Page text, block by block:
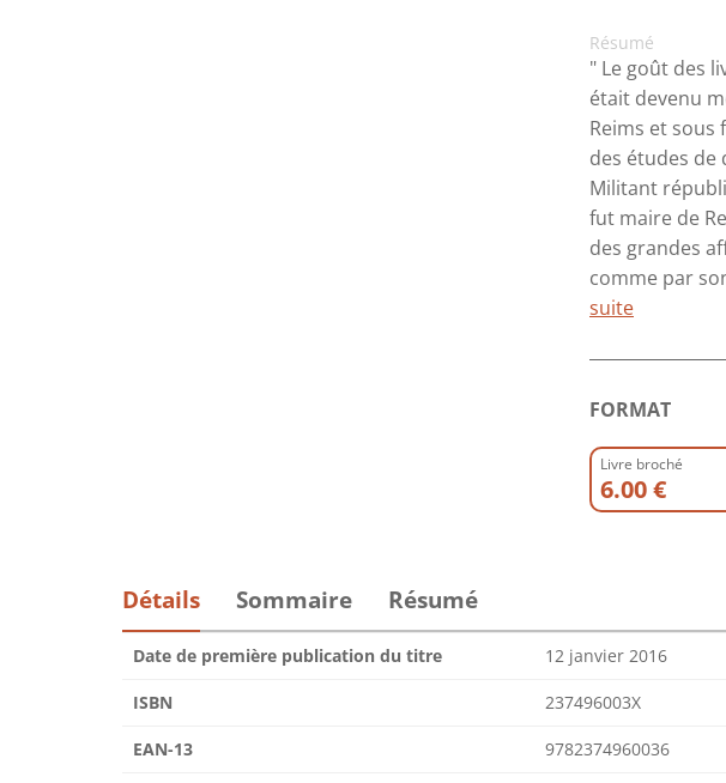
Résumé
" Le goût des
était devenu
Reims et sous
des études de
Militant
fut maire de
des grandes
comme par
suite
FORMAT
Livre broché
6.00 €
Détails Sommaire Résumé
Date de première publication du titre 12 janvier 2016
ISBN 237496003X
EAN-13 9782374960036